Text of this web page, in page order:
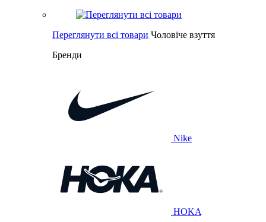
Переглянути всі товари Чоловіче взуття
Бренди
Nike
HOKA